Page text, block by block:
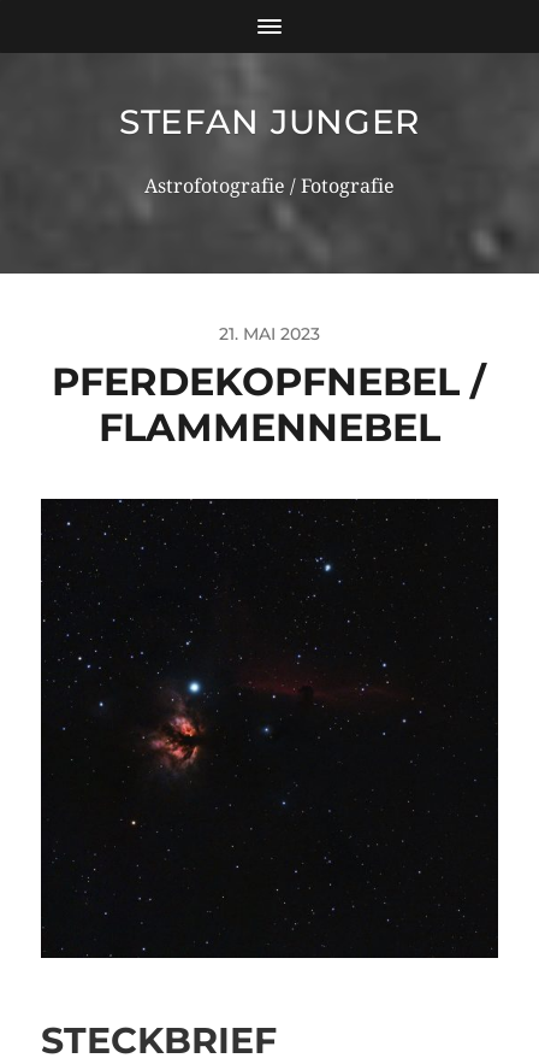
STEFAN JUNGER
Astrofotografie / Fotografie
21. MAI 2023
PFERDEKOPFNEBEL /
FLAMMENNEBEL
STECKBRIEF